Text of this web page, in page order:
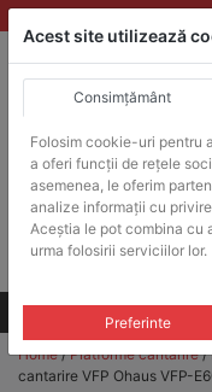
Skip
to
ACHIZITII
Produsele pot fi
Products
search
Toate produsele
Home/Platforme cantarire/
cantarire VFP Ohaus VFP-
Acest site utilizează
Consimțământ
Folosim cookie-uri pentru
a oferi funcții de rețele
asemenea, le oferim
analize informații cu
Aceștia le pot combina cu
urma folosirii serviciilor lor.
Preferinte